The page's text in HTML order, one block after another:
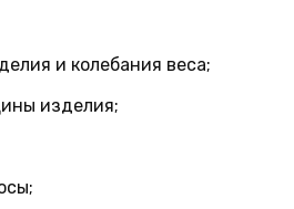
и колебания веса;
изделия;